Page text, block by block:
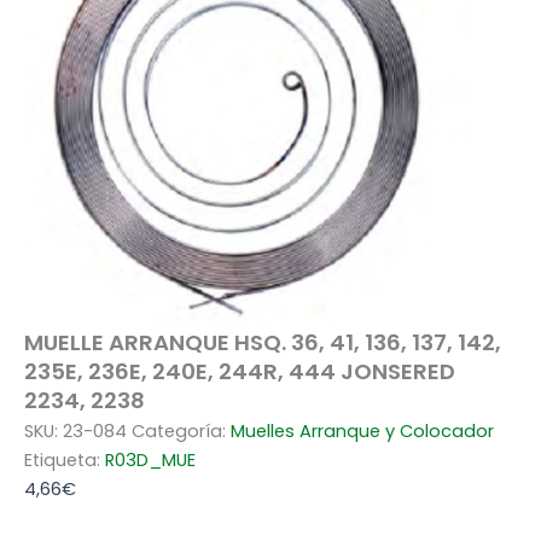
MUELLE ARRANQUE HSQ. 36, 41, 136, 137, 142,
235E, 236E, 240E, 244R, 444 JONSERED
2234, 2238
SKU: 23-084 Categoría: Muelles Arranque y Colocador
Etiqueta: R03D_MUE
4,66€